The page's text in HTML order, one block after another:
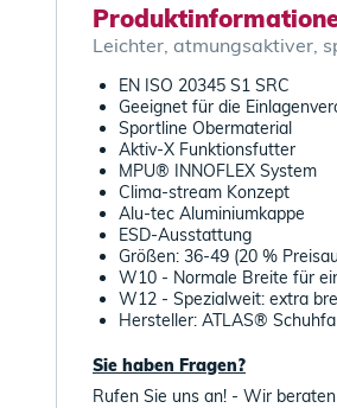
Leichter, atmungsaktiver,
EN ISO 20345 S1 SRC
Geeignet für die
Sportline Obermaterial
Aktiv-X Funktionsfutter
MPU® INNOFLEX System
Clima-stream Konzept
Alu-tec Aluminiumkappe
ESD-Ausstattung
Größen: 36-49 (20 %
W10 - Normale Breite für
W12 - Spezialweit: extra
Hersteller: ATLAS®
Sie haben Fragen?
Rufen Sie uns an! - Wir